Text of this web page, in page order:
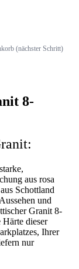
(nächster Schritt)
8-
aus rosa
Schottland
und
Granit 8-
dieser
Ihrer
nur